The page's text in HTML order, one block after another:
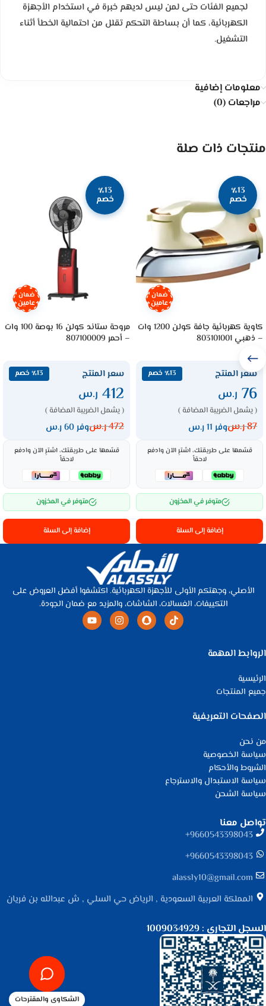
لجميع الفئات حتى لمن ليس لديهم خبرة في استخدام الأجهزة
الكهربائية، كما أن بساطة التحكم تقلل من احتمالية الخطأ أثناء
التشغيل.
معلومات إضافية
مراجعات (0)
منتجات ذات صلة
٪13
خصم
ضمان
عامين
كاوية كهربائية جافة كولن 1200 وات
– ذهبي 803101001
سعر المنتج ٪13 خصم
76 ر.س
( يشمل الضريبة المضافة )
87ر.سوفر 11 ر.س
قسّمها على طريقتك، اشترِ الآن وادفع
لاحقاً
متوفر في المخزون
إضافة إلى السلة
٪13
خصم
ضمان
عامين
مروحة ستاند كولن 16 بوصة 100 وات
– أحمر 807100009
سعر المنتج ٪13 خصم
412 ر.س
( يشمل الضريبة المضافة )
472ر.سوفر 60 ر.س
قسّمها على طريقتك، اشترِ الآن وادفع
لاحقاً
متوفر في المخزون
إضافة إلى السلة
الأصلي، وجهتكم الأولى للأجهزة الكهربائية. اكتشفوا أفضل العروض على
التكييفات، الغسالات، الشاشات، والمزيد مع ضمان الجودة.
الروابط المهمة
الرئيسية
جميع المنتجات
الصفحات التعريفية
من نحن
سياسة الخصوصية
الشروط والأحكام
سياسة الاستبدال والاسترجاع
سياسة الشحن
تواصل معنا
9660543398043⁩+
9660543398043⁩+
alassly10@gmail.com
المملكة العربية السعودية , الرياض حي السلي , ش عبدالله بن فريان
السجل التجاري : 1009034929
الشكاوى والمقترحات